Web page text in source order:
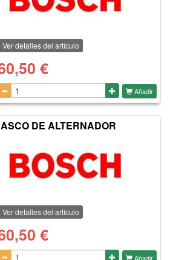
Ver detalles del artículo
€
Añadir
DE ALTERNADOR
Ver detalles del artículo
€
Añadir